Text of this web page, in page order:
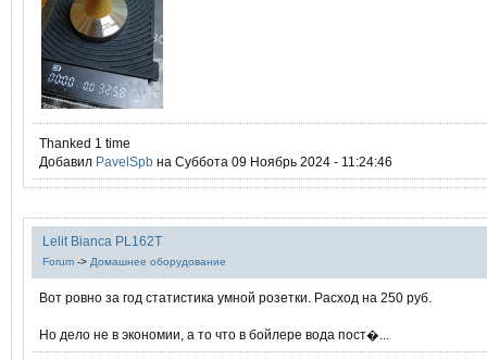
Thanked 1 time
Добавил PavelSpb на Суббота 09 Ноябрь 2024 - 11:24:46
Lelit Bianca PL162T
Forum -> Домашнее оборудование
Вот ровно за год статистика умной розетки. Расход на 250 руб.
Но дело не в экономии, а то что в бойлере вода пост�...